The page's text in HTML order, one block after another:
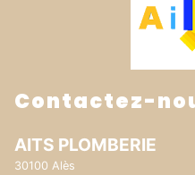
Contactez-
AITS PLOMBERIE
30100 Alès